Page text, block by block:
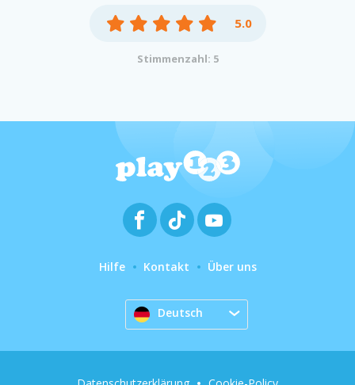
5.0
Stimmenzahl: 5
Hilfe Kontakt Über uns
Deutsch